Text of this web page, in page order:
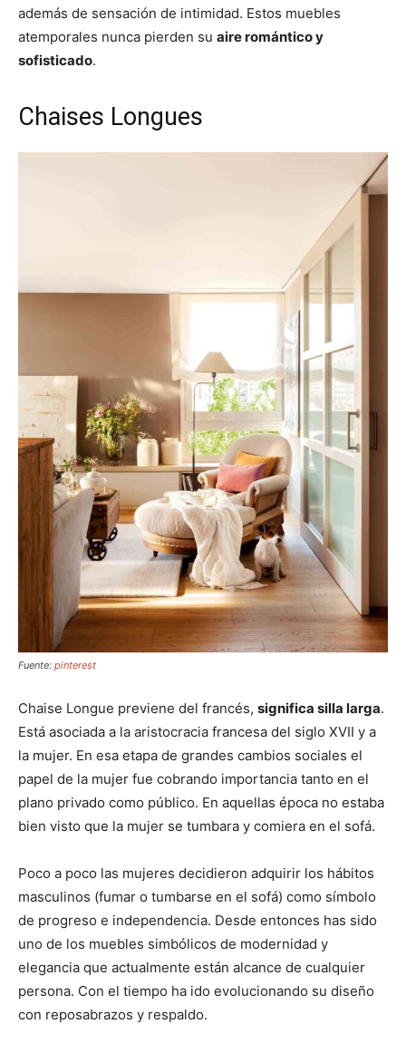
además de sensación de intimidad. Estos muebles
atemporales nunca pierden su aire romántico y
sofisticado.
Chaises Longues
Fuente: pinterest
Chaise Longue previene del francés, significa silla larga.
Está asociada a la aristocracia francesa del siglo XVII y a
la mujer. En esa etapa de grandes cambios sociales el
papel de la mujer fue cobrando importancia tanto en el
plano privado como público. En aquellas época no estaba
bien visto que la mujer se tumbara y comiera en el sofá.
Poco a poco las mujeres decidieron adquirir los hábitos
masculinos (fumar o tumbarse en el sofá) como símbolo
de progreso e independencia. Desde entonces has sido
uno de los muebles simbólicos de modernidad y
elegancia que actualmente están alcance de cualquier
persona. Con el tiempo ha ido evolucionando su diseño
con reposabrazos y respaldo.